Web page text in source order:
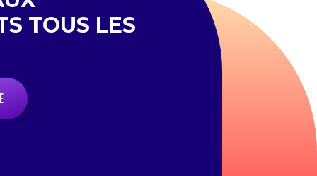
TOUS LES